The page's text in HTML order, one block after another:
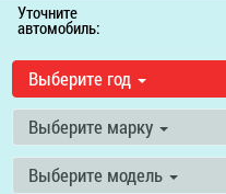
Уточните
автомобиль:
Выберите год
Выберите марку
Выберите модель